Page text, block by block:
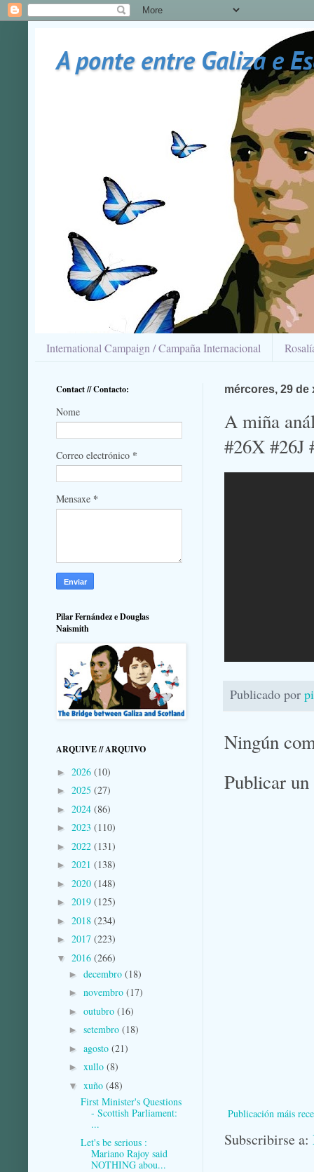
A ponte entre Galiza e
International Campaign / Campaña Internacional
mércores, 29 de
A miña
#26X #26J
Publicado por
Ningún
Publicar
Publicación máis
Subscribirse a:
Contact // Contacto:
Nome
Correo electrónico *
Mensaxe *
Pilar Fernández e Douglas
Naismith
ARQUIVE // ARQUIVO
► 2026 (10)
► 2025 (27)
► 2024 (86)
► 2023 (110)
► 2022 (131)
► 2021 (138)
► 2020 (148)
► 2019 (125)
► 2018 (234)
► 2017 (223)
▼ 2016 (266)
► decembro (18)
► novembro (17)
► outubro (16)
► setembro (18)
► agosto (21)
► xullo (8)
▼ xuño (48)
First Minister's Questions
- Scottish Parliament:
...
Let's be serious :
Mariano Rajoy said
NOTHING abou...